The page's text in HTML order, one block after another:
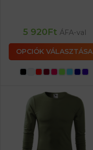
5 920Ft ÁFA-val
OPCIÓK VÁLASZTÁSA